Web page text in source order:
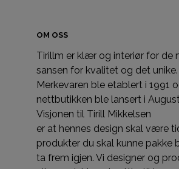
OM OSS
Tirillm er klær og interiør for de
sansen for kvalitet og det unike.
Merkevaren ble etablert i 1991
nettbutikken ble lansert i
Visjonen til Tirill Mikkelsen
er at hennes design skal være
produkter du skal kunne pakke
ta frem igjen. Vi designer og